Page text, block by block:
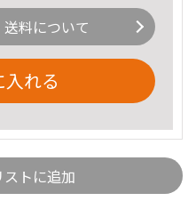
料について
れる
トに追加